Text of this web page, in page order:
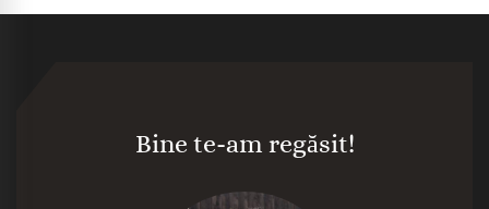
Bine te-am regăsit!